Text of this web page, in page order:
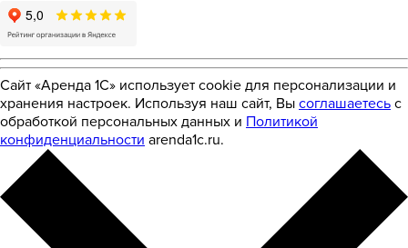
Сайт «Аренда 1С» использует cookie для персонализации и
хранения настроек. Используя наш сайт, Вы соглашаетесь с
обработкой персональных данных и Политикой
конфиденциальности arenda1c.ru.